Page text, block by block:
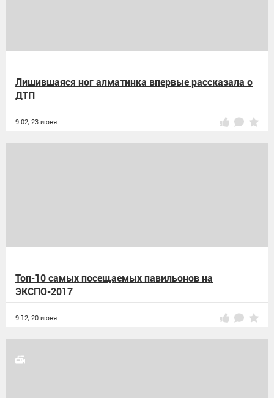
Лишившаяся ног алматинка впервые рассказала о
ДТП
9:02, 23 июня
Топ-10 самых посещаемых павильонов на
ЭКСПО-2017
9:12, 20 июня